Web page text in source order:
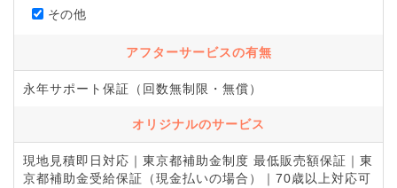
その他
アフターサービスの有無
永年サポート保証（回数無制限・無償）
オリジナルのサービス
現地見積即日対応｜東京都補助金制度 最低販売額保証｜東
京都補助金受給保証（現金払いの場合）｜70歳以上対応可